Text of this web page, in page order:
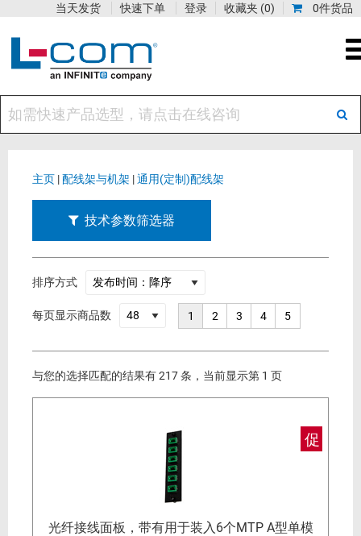
0件货品
收藏夹 (0)
当天发货 快速下单 登录
主页 |配线架与机架 |通用(定制)配线架
技术参数筛选器
排序方式
每页显示商品数 1 2 3 4 5
与您的选择匹配的结果有 217 条，当前显示第 1 页
促
光纤接线面板，带有用于装入6个MTP A型单模